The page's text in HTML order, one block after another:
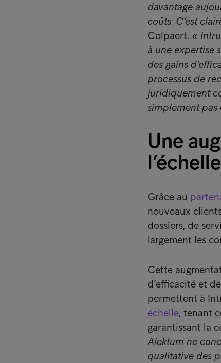
davantage
coûts. C’est
Colpaert. «
à une expertise
des gains
processus de
juridiquement
simplement pas
Une
Grâce au
nouveaux
dossiers, de
largement les
Cette
d’efficacité et
permettent à
échelle, tenant
garantissant la
Alektum ne
qualitative des